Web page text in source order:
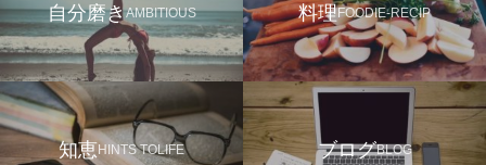
自分磨きAMBITIOUS 料理FOODIE-RECIP
知恵HINTS TOLIFE ブログBLOG